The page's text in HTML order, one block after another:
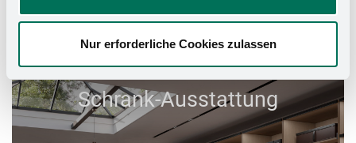
Nur erforderliche Cookies zulassen
Schrank-Ausstattung